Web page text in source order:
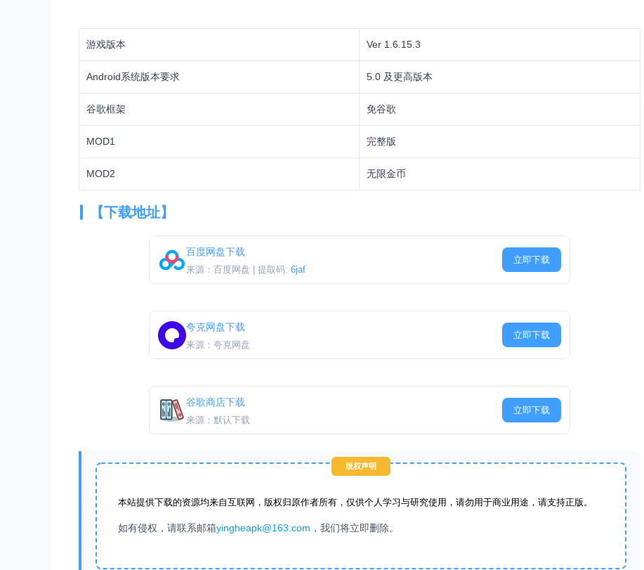
游戏版本 Ver 1.6.15.3
Android系统版本要求 5.0 及更高版本
谷歌框架 免谷歌
MOD1 完整版
MOD2 无限金币
【下载地址】
百度网盘下载
来源：百度网盘 | 提取码: 6jaf
立即下载
夸克网盘下载
来源：夸克网盘
立即下载
谷歌商店下载
来源：默认下载
立即下载
版权声明
本站提供下载的资源均来自互联网，版权归原作者所有，仅供个人学习与研究使用，请勿用于商业用途，请支持正版。
如有侵权，请联系邮箱yingheapk@163.com ，我们将立即删除。